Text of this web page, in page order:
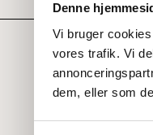
Denne
Vi bruger
vores trafik. Vi
dem, eller som